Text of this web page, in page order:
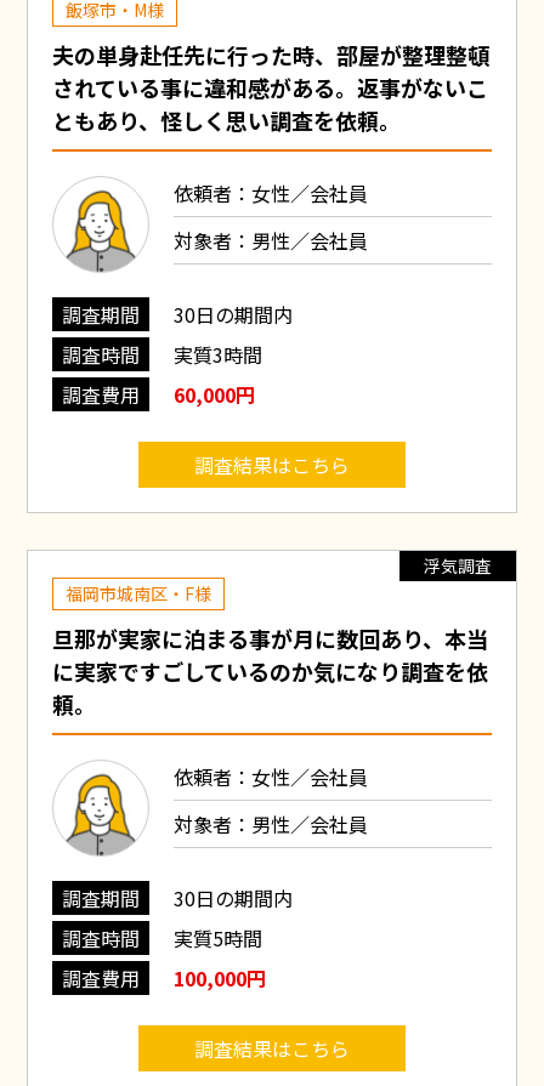
飯塚市・M様
夫の単身赴任先に行った時、部屋が整理整頓
されている事に違和感がある。返事がないこ
ともあり、怪しく思い調査を依頼。
依頼者：女性／会社員
対象者：男性／会社員
調査期間
30日の期間内
調査時間
実質3時間
調査費用
60,000円
調査結果はこちら
浮気調査
福岡市城南区・F様
旦那が実家に泊まる事が月に数回あり、本当
に実家ですごしているのか気になり調査を依
頼。
依頼者：女性／会社員
対象者：男性／会社員
調査期間
30日の期間内
調査時間
実質5時間
調査費用
100,000円
調査結果はこちら